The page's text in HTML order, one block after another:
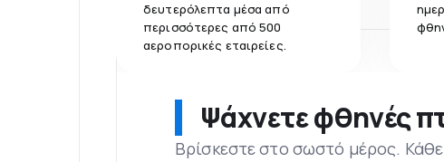
δευτερόλεπτα μέσα από
περισσότερες από 500
αεροπορικές εταιρείες.
Ψάχνετε φθηνές
Βρίσκεστε στο σωστό μέρος.